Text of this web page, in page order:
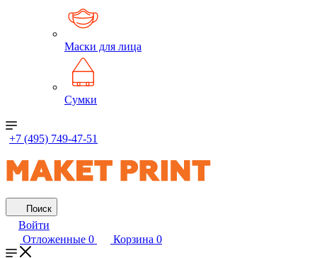
Маски для лица
Сумки
+7 (495) 749-47-51
Поиск
Войти
Отложенные 0 Корзина 0